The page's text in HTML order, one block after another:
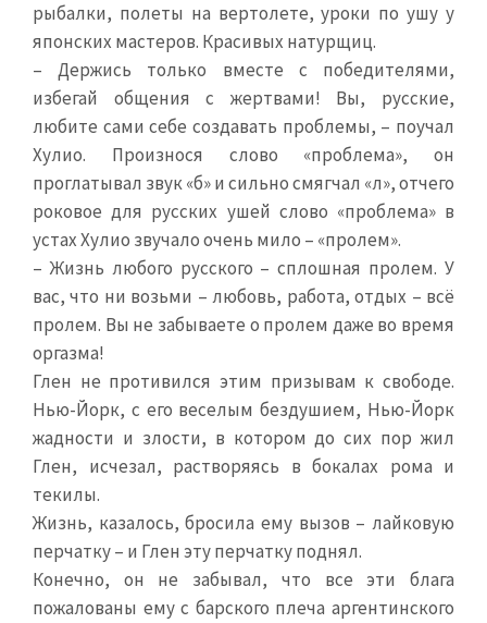
рыбалки, полеты на вертолете, уроки по ушу у
японских мастеров. Красивых натурщиц.
– Держись только вместе с победителями,
избегай общения с жертвами! Вы, русские,
любите сами себе создавать проблемы, – поучал
Хулио. Произнося слово «проблема», он
проглатывал звук «б» и сильно смягчал «л», отчего
роковое для русских ушей слово «проблема» в
устах Хулио звучало очень мило – «пролем».
– Жизнь любого русского – сплошная пролем. У
вас, что ни возьми – любовь, работа, отдых – всё
пролем. Вы не забываете о пролем даже во время
оргазма!
Глен не противился этим призывам к свободе.
Нью-Йорк, с его веселым бездушием, Нью-Йорк
жадности и злости, в котором до сих пор жил
Глен, исчезал, растворяясь в бокалах рома и
текилы.
Жизнь, казалось, бросила ему вызов – лайковую
перчатку – и Глен эту перчатку поднял.
Конечно, он не забывал, что все эти блага
пожалованы ему с барского плеча аргентинского